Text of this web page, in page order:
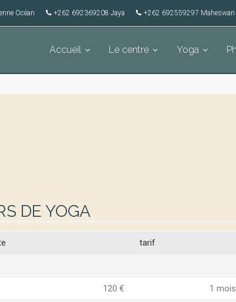
Océan +262 692369208 Jaya +262 692559297 Maheswari
Accueil Le centre Yoga
DE YOGA
tarif
120 € 1 mois